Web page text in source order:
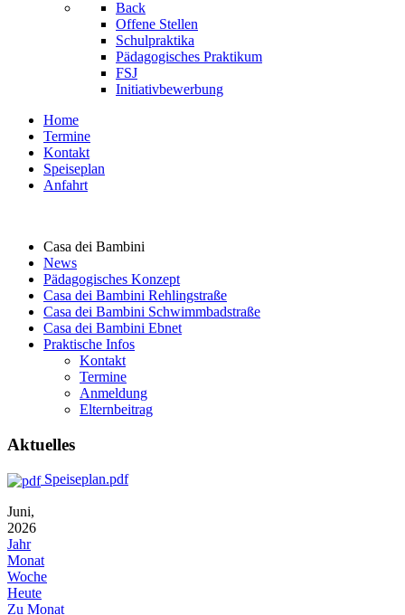
Back
Offene Stellen
Schulpraktika
Pädagogisches Praktikum
FSJ
Initiativbewerbung
Home
Termine
Kontakt
Speiseplan
Anfahrt
Casa dei Bambini
News
Pädagogisches Konzept
Casa dei Bambini Rehlingstraße
Casa dei Bambini Schwimmbadstraße
Casa dei Bambini Ebnet
Praktische Infos
Kontakt
Termine
Anmeldung
Elternbeitrag
Aktuelles
Speiseplan.pdf
Juni,
2026
Jahr
Monat
Woche
Heute
Zu Monat